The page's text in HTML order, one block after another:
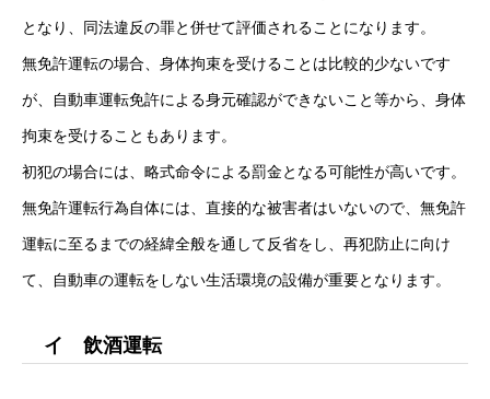
となり、同法違反の罪と併せて評価されることになります。
無免許運転の場合、身体拘束を受けることは比較的少ないです
が、自動車運転免許による身元確認ができないこと等から、身体
拘束を受けることもあります。
初犯の場合には、略式命令による罰金となる可能性が高いです。
無免許運転行為自体には、直接的な被害者はいないので、無免許
運転に至るまでの経緯全般を通して反省をし、再犯防止に向け
て、自動車の運転をしない生活環境の設備が重要となります。
イ 飲酒運転